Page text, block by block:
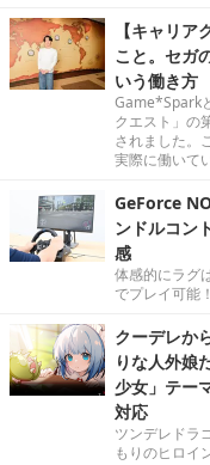
【キャリ
こと。セガ
いう働き方
Game*Spark
クエスト」の
されました。
実際に働いて
GeForce
ンドルコン
感
体感的にラグ
でプレイ可能！
クーデレか
りな人外娘
少女」テー
対応
ツンデレドラ
もりのヒロイ